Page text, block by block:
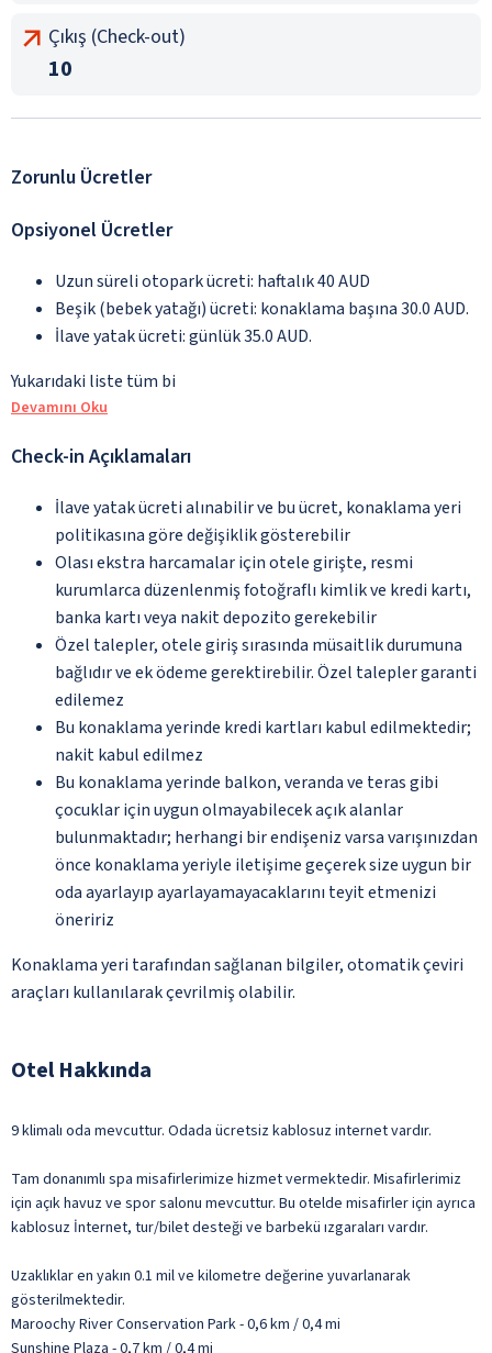
Çıkış (Check-out)
10
Zorunlu Ücretler
Opsiyonel Ücretler
Uzun süreli otopark ücreti: haftalık 40 AUD
Beşik (bebek yatağı) ücreti: konaklama başına 30.0 AUD.
İlave yatak ücreti: günlük 35.0 AUD.
Yukarıdaki liste tüm bi
Devamını Oku
Check-in Açıklamaları
İlave yatak ücreti alınabilir ve bu ücret, konaklama yeri
politikasına göre değişiklik gösterebilir
Olası ekstra harcamalar için otele girişte, resmi
kurumlarca düzenlenmiş fotoğraflı kimlik ve kredi kartı,
banka kartı veya nakit depozito gerekebilir
Özel talepler, otele giriş sırasında müsaitlik durumuna
bağlıdır ve ek ödeme gerektirebilir. Özel talepler garanti
edilemez
Bu konaklama yerinde kredi kartları kabul edilmektedir;
nakit kabul edilmez
Bu konaklama yerinde balkon, veranda ve teras gibi
çocuklar için uygun olmayabilecek açık alanlar
bulunmaktadır; herhangi bir endişeniz varsa varışınızdan
önce konaklama yeriyle iletişime geçerek size uygun bir
oda ayarlayıp ayarlayamayacaklarını teyit etmenizi
öneririz
Konaklama yeri tarafından sağlanan bilgiler, otomatik çeviri
araçları kullanılarak çevrilmiş olabilir.
Otel Hakkında
9 klimalı oda mevcuttur. Odada ücretsiz kablosuz internet vardır.
Tam donanımlı spa misafirlerimize hizmet vermektedir. Misafirlerimiz
için açık havuz ve spor salonu mevcuttur. Bu otelde misafirler için ayrıca
kablosuz İnternet, tur/bilet desteği ve barbekü ızgaraları vardır.
Uzaklıklar en yakın 0.1 mil ve kilometre değerine yuvarlanarak
gösterilmektedir.
Maroochy River Conservation Park - 0,6 km / 0,4 mi
Sunshine Plaza - 0,7 km / 0,4 mi